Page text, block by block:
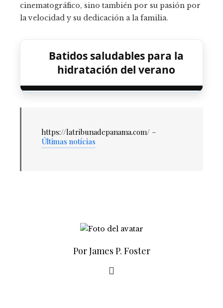
cinematográfico, sino también por su pasión por
la velocidad y su dedicación a la familia.
Batidos saludables para la
hidratación del verano
https://latribunadepanama.com/ –
Últimas notícias
Por James P. Foster